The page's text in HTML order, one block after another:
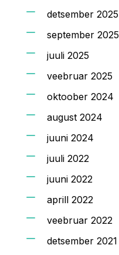
detsember 2025
september 2025
juuli 2025
veebruar 2025
oktoober 2024
august 2024
juuni 2024
juuli 2022
juuni 2022
aprill 2022
veebruar 2022
detsember 2021